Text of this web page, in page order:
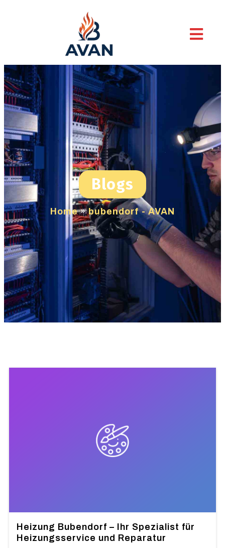
Blogs
Home»bubendorf - AVAN
Heizung Bubendorf – Ihr Spezialist für
Heizungsservice und Reparatur